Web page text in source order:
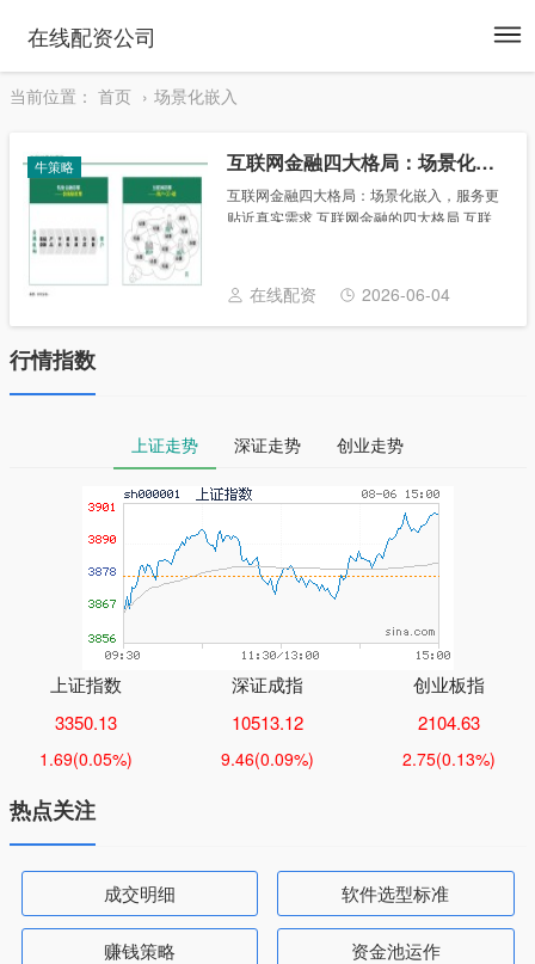
在线配资公司
当前位置： 首页 场景化嵌入
牛策略 互联网金融四大格局：场景化嵌入，服务更贴近真实需求
互联网金融四大格局：场景化嵌入，服务更
贴近真实需求 互联网金融的四大格局 互联
和全球化金融市场的深度接轨，行业逐步形
成了......
在线配资 2026-06-04
行情指数
上证走势 深证走势 创业走势
上证指数
3350.13
1.69(0.05%)
深证成指
10513.12
9.46(0.09%)
创业板指
2104.63
2.75(0.13%)
热点关注
成交明细 软件选型标准
赚钱策略 资金池运作